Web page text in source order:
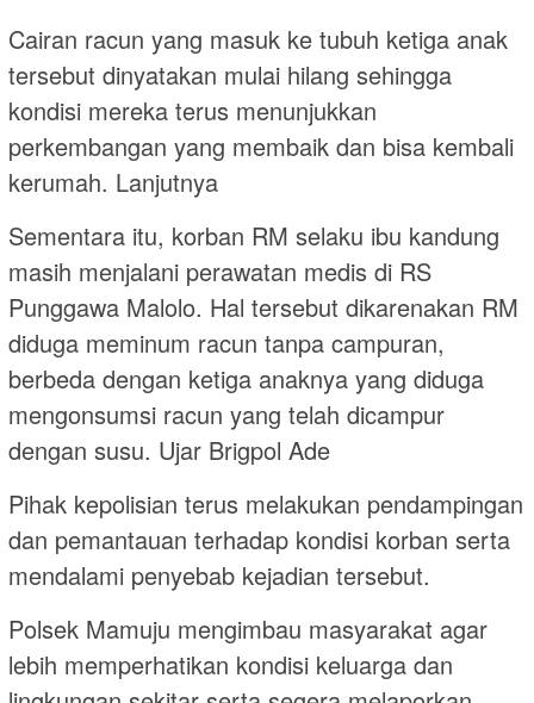
Cairan racun yang masuk ke tubuh ketiga anak
tersebut dinyatakan mulai hilang sehingga
kondisi mereka terus menunjukkan
perkembangan yang membaik dan bisa kembali
kerumah. Lanjutnya
Sementara itu, korban RM selaku ibu kandung
masih menjalani perawatan medis di RS
Punggawa Malolo. Hal tersebut dikarenakan RM
diduga meminum racun tanpa campuran,
berbeda dengan ketiga anaknya yang diduga
mengonsumsi racun yang telah dicampur
dengan susu. Ujar Brigpol Ade
Pihak kepolisian terus melakukan pendampingan
dan pemantauan terhadap kondisi korban serta
mendalami penyebab kejadian tersebut.
Polsek Mamuju mengimbau masyarakat agar
lebih memperhatikan kondisi keluarga dan